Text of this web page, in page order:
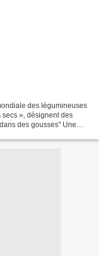
des légumineuses
», désignent des
des gousses" Une